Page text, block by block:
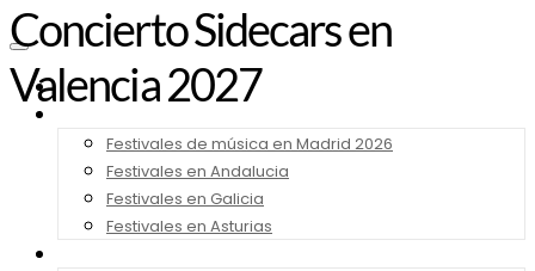
Noticias
Festivales de música en Madrid 2026
Festivales en Andalucia
Festivales en Galicia
Festivales en Asturias
Concierto Sidecars en
Valencia 2027